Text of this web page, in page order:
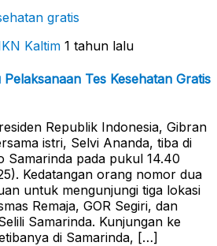
Kaltim 1 tahun lalu
Tes Kesehatan Gratis
Republik Indonesia, Gibran
istri, Selvi Ananda, tiba di
Samarinda pada pukul 14.40
Kedatangan orang nomor dua
untuk mengunjungi tiga lokasi
Remaja, GOR Segiri, dan
Samarinda. Kunjungan ke
di Samarinda, […]